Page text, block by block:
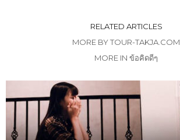
RELATED ARTICLES
MORE BY TOUR-TAKJA.COM
MORE IN ข้อคิดดีๆ